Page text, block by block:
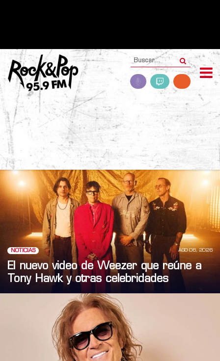
NOTICIAS AGO 06, 2026
El nuevo video de Weezer que reúne a
Tony Hawk y otras celebridades